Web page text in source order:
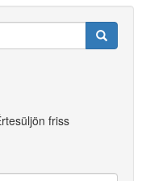
friss